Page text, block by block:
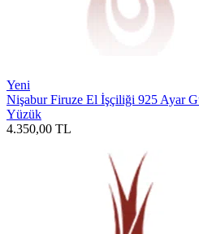
Yeni
Nişabur Firuze El İşçiliği 925 Ayar
Yüzük
4.350,00 TL